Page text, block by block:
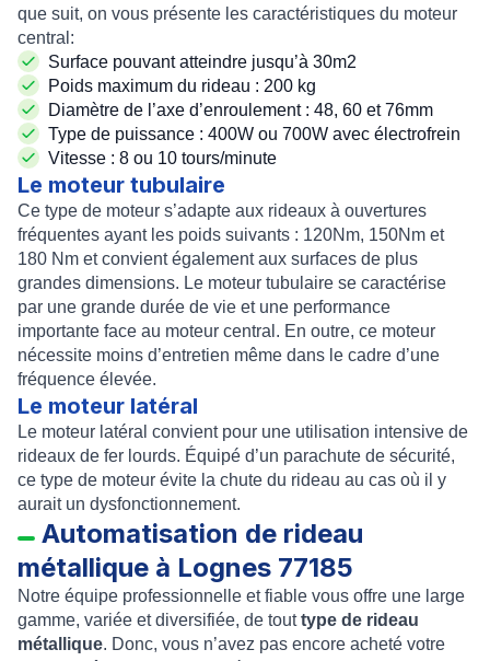
que suit, on vous présente les caractéristiques du moteur
central:
Surface pouvant atteindre jusqu’à 30m2
Poids maximum du rideau : 200 kg
Diamètre de l’axe d’enroulement : 48, 60 et 76mm
Type de puissance : 400W ou 700W avec électrofrein
Vitesse : 8 ou 10 tours/minute
Le moteur tubulaire
Ce type de moteur s’adapte aux rideaux à ouvertures
fréquentes ayant les poids suivants : 120Nm, 150Nm et
180 Nm et convient également aux surfaces de plus
grandes dimensions. Le moteur tubulaire se caractérise
par une grande durée de vie et une performance
importante face au moteur central. En outre, ce moteur
nécessite moins d’entretien même dans le cadre d’une
fréquence élevée.
Le moteur latéral
Le moteur latéral convient pour une utilisation intensive de
rideaux de fer lourds. Équipé d’un parachute de sécurité,
ce type de moteur évite la chute du rideau au cas où il y
aurait un dysfonctionnement.
Automatisation de rideau
métallique à Lognes 77185
Notre équipe professionnelle et fiable vous offre une large
gamme, variée et diversifiée, de touttype de rideau
métallique. Donc, vous n’avez pas encore acheté votre